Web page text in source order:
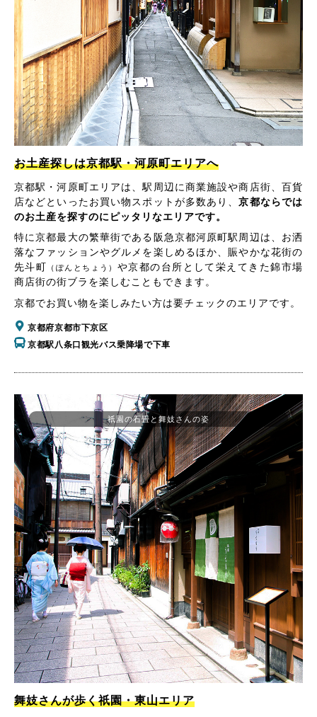
お土産探しは京都駅・河原町エリアへ
京都駅・河原町エリアは、駅周辺に商業施設や商店街、百貨
店などといったお買い物スポットが多数あり、京都ならでは
のお土産を探すのにピッタリなエリアです。
特に京都最大の繁華街である阪急京都河原町駅周辺は、お洒
落なファッションやグルメを楽しめるほか、賑やかな花街の
先斗町
（ぽんとちょう） や京都の台所として栄えてきた錦市場
商店街の街ブラを楽しむこともできます。
京都でお買い物を楽しみたい方は要チェックのエリアです。
京都府京都市下京区
京都駅八条口観光バス乗降場で下車
舞妓さんが歩く祇園・東山エリア
祇園の石畳と舞妓さんの姿